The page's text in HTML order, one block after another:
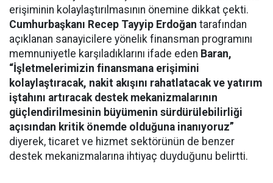
erişiminin kolaylaştırılmasının önemine dikkat çekti.
Cumhurbaşkanı Recep Tayyip Erdoğan tarafından
açıklanan sanayicilere yönelik finansman programını
memnuniyetle karşıladıklarını ifade eden Baran,
“İşletmelerimizin finansmana erişimini
kolaylaştıracak, nakit akışını rahatlatacak ve yatırım
iştahını artıracak destek mekanizmalarının
güçlendirilmesinin büyümenin sürdürülebilirliği
açısından kritik önemde olduğuna inanıyoruz”
diyerek, ticaret ve hizmet sektörünün de benzer
destek mekanizmalarına ihtiyaç duyduğunu belirtti.